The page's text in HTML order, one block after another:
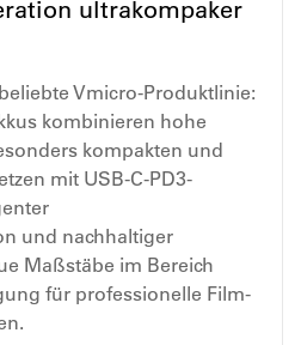
ultrakompaker
Vmicro-Produktlinie:
kombinieren hohe
kompakten und
mit USB-C-PD3-
und nachhaltiger
Maßstäbe im Bereich
für professionelle Film-